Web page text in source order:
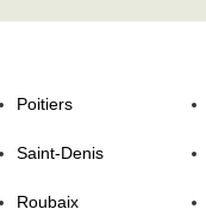
Poitiers
Saint-Denis
Roubaix